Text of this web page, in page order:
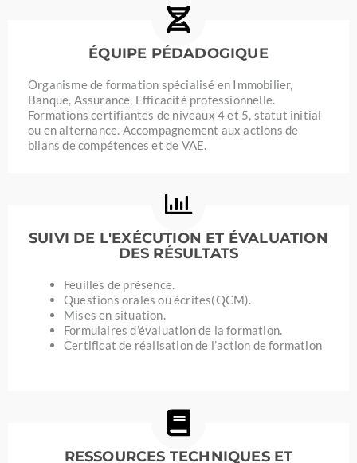
ÉQUIPE PÉDADOGIQUE
Organisme de formation spécialisé en Immobilier,
Banque, Assurance, Efficacité professionnelle.
Formations certifiantes de niveaux 4 et 5, statut initial
ou en alternance. Accompagnement aux actions de
bilans de compétences et de VAE.
SUIVI DE L'EXÉCUTION ET ÉVALUATION
DES RÉSULTATS
Feuilles de présence.
Questions orales ou écrites(QCM).
Mises en situation.
Formulaires d’évaluation de la formation.
Certificat de réalisation de l’action de formation
RESSOURCES TECHNIQUES ET